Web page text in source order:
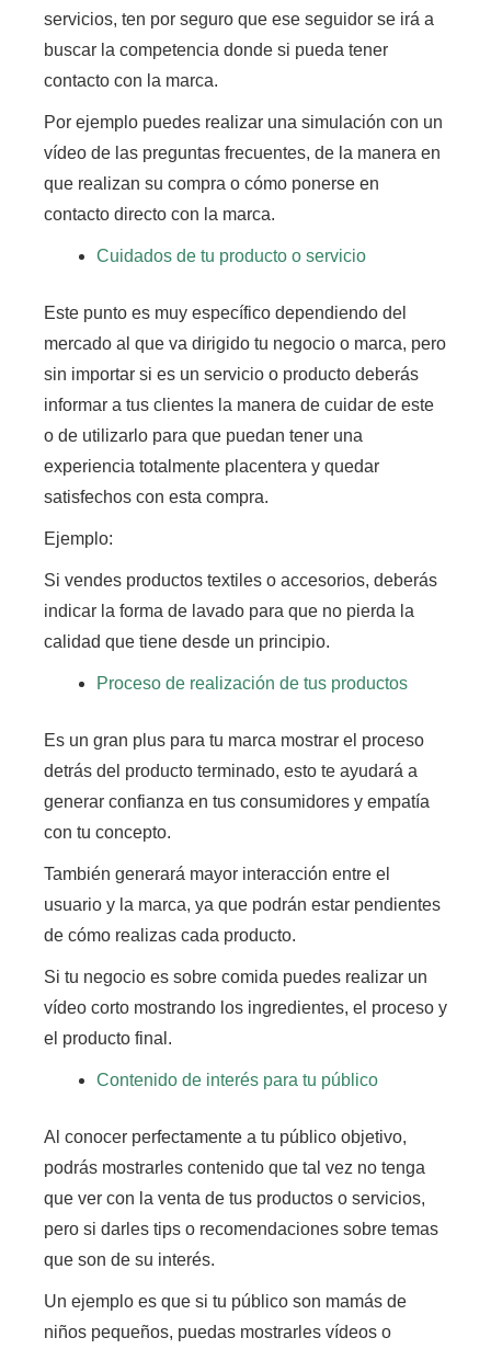
servicios, ten por seguro que ese seguidor se irá a
buscar la competencia donde si pueda tener
contacto con la marca.
Por ejemplo puedes realizar una simulación con un
vídeo de las preguntas frecuentes, de la manera en
que realizan su compra o cómo ponerse en
contacto directo con la marca.
Cuidados de tu producto o servicio
Este punto es muy específico dependiendo del
mercado al que va dirigido tu negocio o marca, pero
sin importar si es un servicio o producto deberás
informar a tus clientes la manera de cuidar de este
o de utilizarlo para que puedan tener una
experiencia totalmente placentera y quedar
satisfechos con esta compra.
Ejemplo:
Si vendes productos textiles o accesorios, deberás
indicar la forma de lavado para que no pierda la
calidad que tiene desde un principio.
Proceso de realización de tus productos
Es un gran plus para tu marca mostrar el proceso
detrás del producto terminado, esto te ayudará a
generar confianza en tus consumidores y empatía
con tu concepto.
También generará mayor interacción entre el
usuario y la marca, ya que podrán estar pendientes
de cómo realizas cada producto.
Si tu negocio es sobre comida puedes realizar un
vídeo corto mostrando los ingredientes, el proceso y
el producto final.
Contenido de interés para tu público
Al conocer perfectamente a tu público objetivo,
podrás mostrarles contenido que tal vez no tenga
que ver con la venta de tus productos o servicios,
pero si darles tips o recomendaciones sobre temas
que son de su interés.
Un ejemplo es que si tu público son mamás de
niños pequeños, puedas mostrarles vídeos o